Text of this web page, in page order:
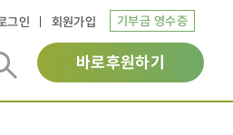
그인 회원가입 기부금 영수증
바로후원하기